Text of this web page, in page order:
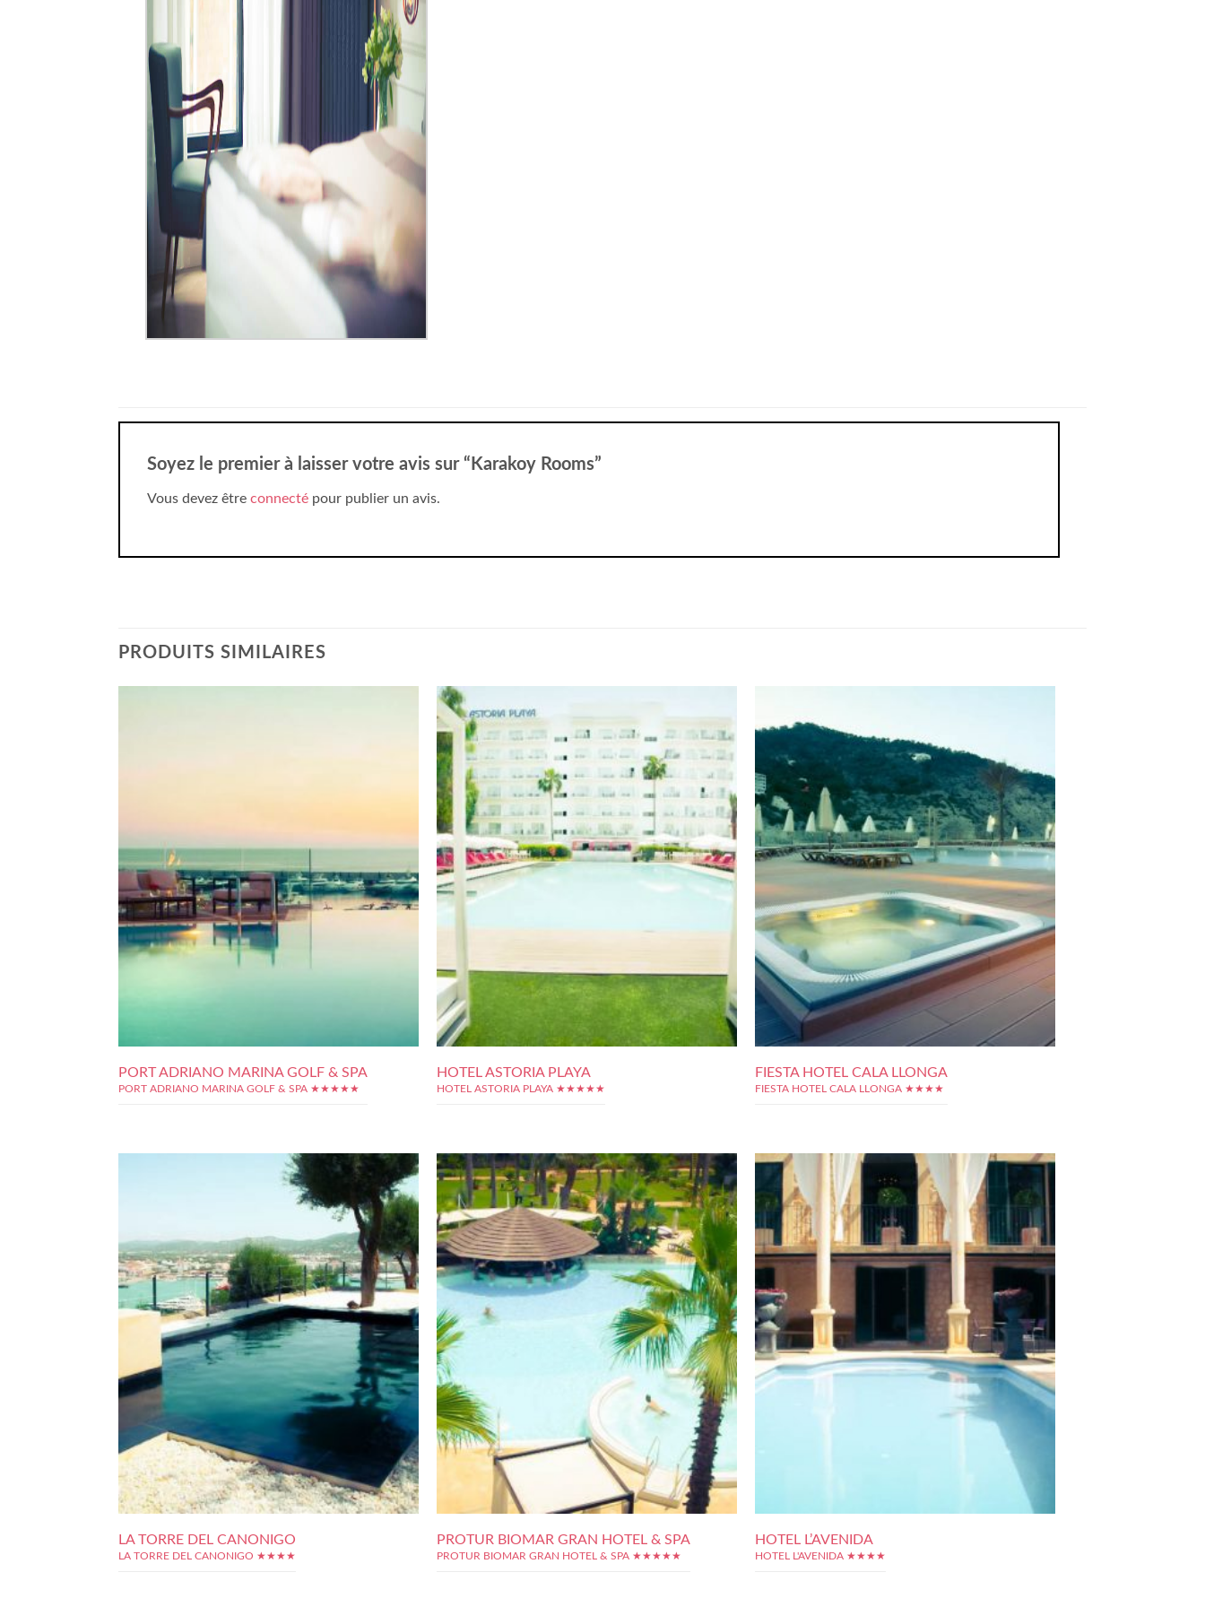
Soyez le premier à laisser votre avis sur “Karakoy Rooms”
Vous devez être connecté pour publier un avis.
PRODUITS SIMILAIRES
PORT ADRIANO MARINA GOLF & SPA
PORT ADRIANO MARINA GOLF & SPA ★★★★★
HOTEL ASTORIA PLAYA
HOTEL ASTORIA PLAYA ★★★★★
FIESTA HOTEL CALA LLONGA
FIESTA HOTEL CALA LLONGA ★★★★
LA TORRE DEL CANONIGO
LA TORRE DEL CANONIGO ★★★★
PROTUR BIOMAR GRAN HOTEL & SPA
PROTUR BIOMAR GRAN HOTEL & SPA ★★★★★
HOTEL L’AVENIDA
HOTEL L'AVENIDA ★★★★